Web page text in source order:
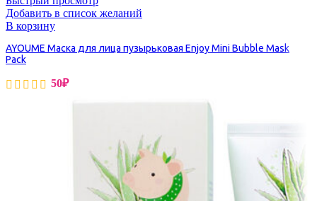
Добавить в список желаний
В корзину
AYOUME Маска для лица пузырьковая Enjoy Mini Bubble Mask
Pack
50₽